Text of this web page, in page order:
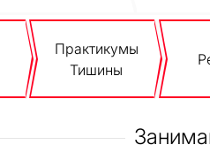
Практикумы
Тишины